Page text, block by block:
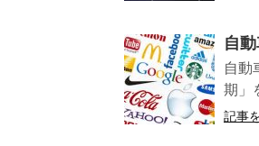
自
自動
期」
記事